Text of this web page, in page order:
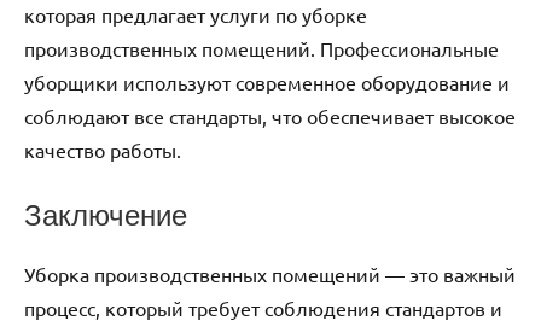
которая предлагает услуги по уборке
производственных помещений. Профессиональные
уборщики используют современное оборудование и
соблюдают все стандарты, что обеспечивает высокое
качество работы.
Заключение
Уборка производственных помещений — это важный
процесс, который требует соблюдения стандартов и